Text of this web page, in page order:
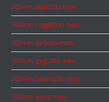
2024 m. lapkričio mėn.
2024 m. rugpjūčio mėn.
2024 m. birželio mėn.
2024 m. gegužės mėn.
2024 m. balandžio mėn.
2024 m. kovo mėn.